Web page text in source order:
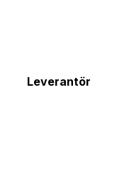
Leverantör